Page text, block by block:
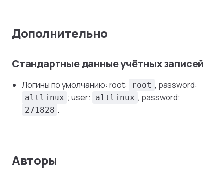
Дополнительно
Стандартные данные учётных записей
Логины по умолчанию: root: root , password:
altlinux ; user: altlinux , password:
271828 .
Авторы